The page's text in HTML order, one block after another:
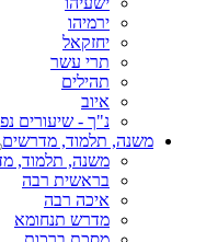
ירמיהו
יחזקאל
תרי עשר
תהילים
איוב
נ"ך - שיעורים
משנה, תלמוד, מדרשים
משנה, תלמוד,
בראשית רבה
איכה רבה
מדרש תנחומא